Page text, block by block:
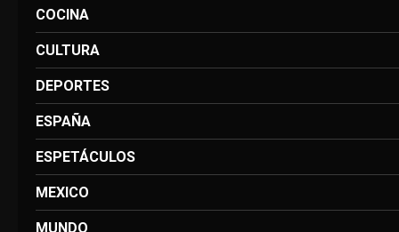
COCINA
CULTURA
DEPORTES
ESPAÑA
ESPETÁCULOS
MEXICO
MUNDO